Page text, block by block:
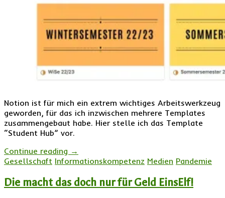
Notion ist für mich ein extrem wichtiges Arbeitswerkzeug
geworden, für das ich inzwischen mehrere Templates
zusammengebaut habe. Hier stelle ich das Template
“Student Hub” vor.
Continue reading →
Gesellschaft Informationskompetenz Medien Pandemie
Die macht das doch nur für Geld EinsElf!